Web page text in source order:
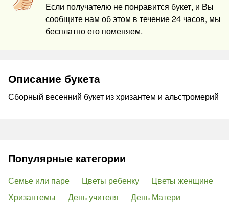
Если получателю не понравится букет, и Вы
сообщите нам об этом в течение 24 часов, мы
бесплатно его поменяем.
Описание букета
Сборный весенний букет из хризантем и альстромерий
Популярные категории
Семье или паре Цветы ребенку
Цветы женщине
Хризантемы
День учителя
День Матери